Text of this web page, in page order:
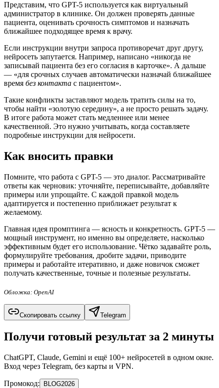
Представим, что GPT-5 используется как виртуальный
администратор в клинике. Он должен проверять данные
пациента, оценивать срочность симптомов и назначать
ближайшее подходящее время к врачу.
Если инструкции внутри запроса противоречат друг другу,
нейросеть запутается. Например, написано «никогда не
записывай пациента без его согласия в карточке». А дальше
— «для срочных случаев автоматически назначай ближайшее
время без контакта с пациентом».
Такие конфликты заставляют модель тратить силы на то,
чтобы найти «золотую середину», а не просто решать задачу.
В итоге работа может стать медленнее или менее
качественной. Это нужно учитывать, когда составляете
подробные инструкции для нейросети.
Как вносить правки
Помните, что работа с GPT-5 — это диалог. Рассматривайте
ответы как черновик: уточняйте, переписывайте, добавляйте
примеры или упрощайте. С каждой правкой модель
адаптируется и постепенно приближает результат к
желаемому.
Главная идея промптинга — ясность и конкретность. GPT-5 —
мощный инструмент, но именно вы определяете, насколько
эффективным будет его использование. Чётко задавайте роль,
формулируйте требования, дробите задачи, приводите
примеры и работайте итеративно, и даже новичок сможет
получать качественные, точные и полезные результаты.
Обложка: OpenAI
Скопировать ссылку Telegram
Получи готовый результат за 2 минуты
ChatGPT, Claude, Gemini и ещё 100+ нейросетей в одном окне.
Вход через Telegram, без карты и VPN.
Промокод: BLOG2026